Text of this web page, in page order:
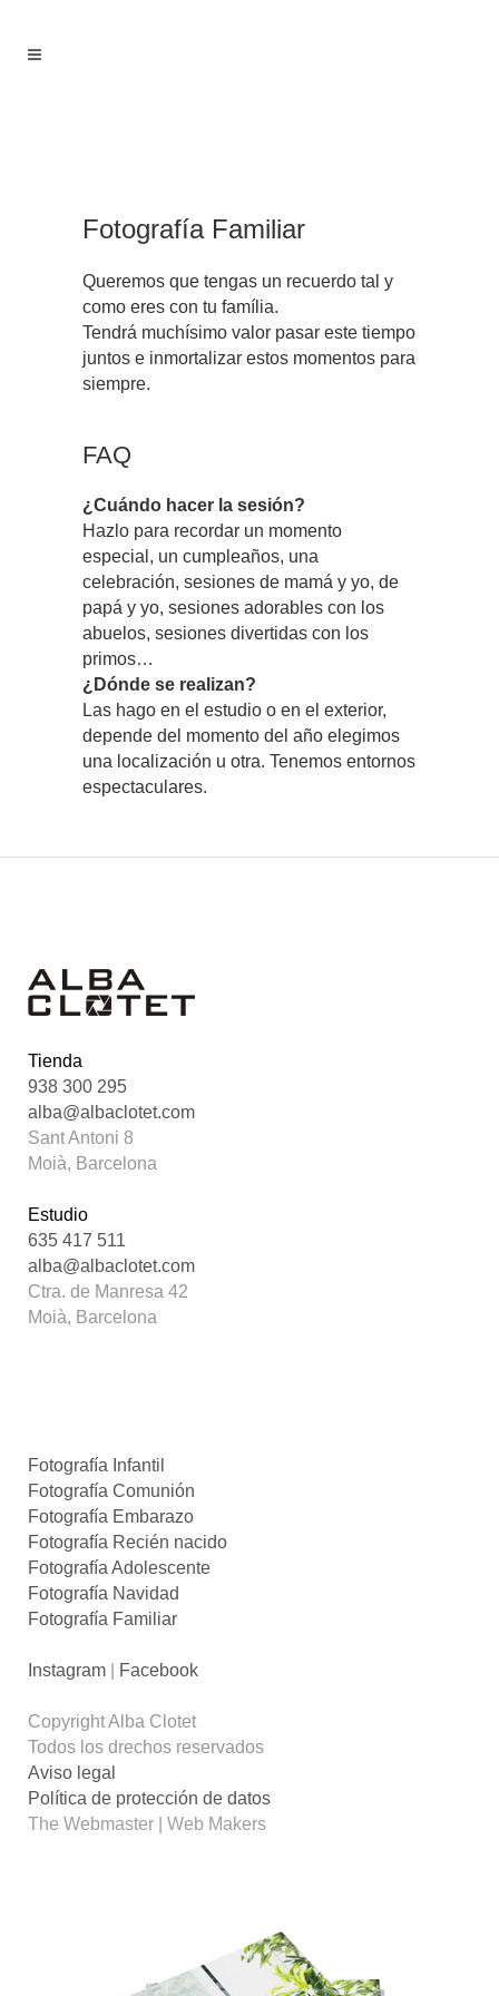
Fotografía Familiar
Queremos que tengas un recuerdo tal y
como eres con tu família.
Tendrá muchísimo valor pasar este tiempo
juntos e inmortalizar estos momentos para
siempre.
FAQ
¿Cuándo hacer la sesión?
Hazlo para recordar un momento
especial, un cumpleaños, una
celebración, sesiones de mamá y yo, de
papá y yo, sesiones adorables con los
abuelos, sesiones divertidas con los
primos…
¿Dónde se realizan?
Las hago en el estudio o en el exterior,
depende del momento del año elegimos
una localización u otra. Tenemos entornos
espectaculares.
Tienda
938 300 295
alba@albaclotet.com
Sant Antoni 8
Moià, Barcelona
Estudio
635 417 511
alba@albaclotet.com
Ctra. de Manresa 42
Moià, Barcelona
Fotografía Infantil
Fotografía Comunión
Fotografía Embarazo
Fotografía Recién nacido
Fotografía Adolescente
Fotografía Navidad
Fotografía Familiar
Instagram Facebook
Copyright Alba Clotet
Todos los drechos reservados
Aviso legal
Política de protección de datos
The Webmaster | Web Makers